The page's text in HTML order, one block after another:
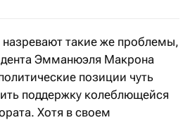
такие же проблемы,
Эмманюэля Макрона
позиции чуть
поддержку колеблющейся
Хотя в своем